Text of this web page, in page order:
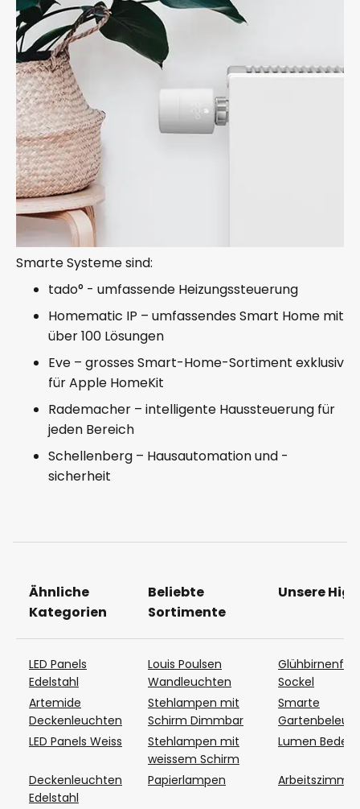
Smarte Systeme sind:
tado° - umfassende Heizungssteuerung
Homematic IP – umfassendes Smart Home mit
über 100 Lösungen
Eve – grosses Smart-Home-Sortiment exklusiv
für Apple HomeKit
Rademacher – intelligente Haussteuerung für
jeden Bereich
Schellenberg – Hausautomation und -
sicherheit
Ähnliche
Kategorien
Beliebte
Sortimente
Unsere
LED Panels
Edelstahl
Louis Poulsen
Wandleuchten
Sockel
Artemide
Deckenleuchten
Stehlampen mit
Schirm Dimmbar
Smarte
LED Panels Weiss
Stehlampen mit
weissem Schirm
Lumen
Deckenleuchten
Edelstahl
Papierlampen